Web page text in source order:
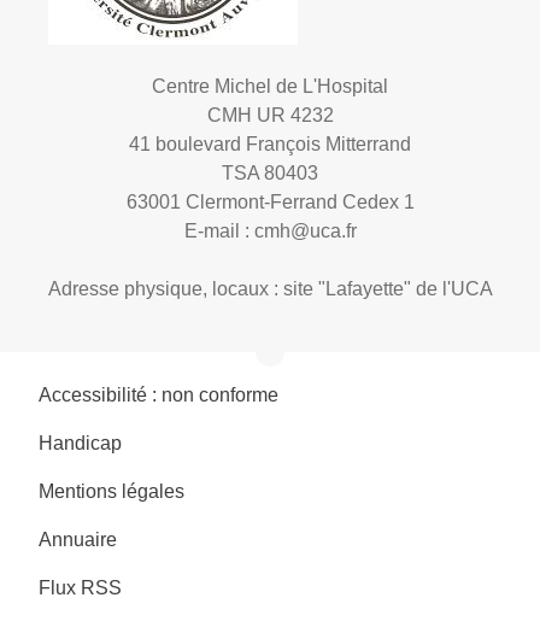
Centre Michel de L'Hospital
CMH UR 4232
41 boulevard François Mitterrand
TSA 80403
63001 Clermont-Ferrand Cedex 1
E-mail : cmh@uca.fr
Adresse physique, locaux : site "Lafayette" de l'UCA
Accessibilité : non conforme
Handicap
Mentions légales
Annuaire
Flux RSS